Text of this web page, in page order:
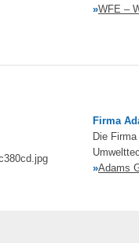
»WFE –
Firma
Die
»Adams